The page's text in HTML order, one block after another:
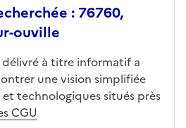
: 76760,
ouville
à titre informatif a
une vision simplifiée
technologiques situés près
CGU